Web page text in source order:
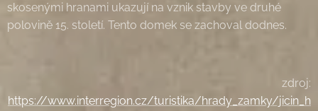
skosenými hranami ukazují na vznik stavby ve druhé
polovině 15. století. Tento domek se zachoval dodnes.
zdroj:
https://www.interregion.cz/turistika/hrady_zamky/jicin_h